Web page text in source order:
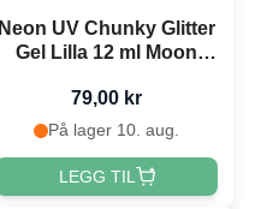
Neon UV Chunky Glitter
Gel Lilla 12 ml Moon
79,00 kr
På lager 10. aug.
LEGG TIL